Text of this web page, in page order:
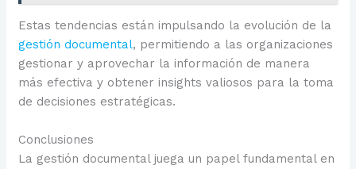
Estas tendencias están impulsando la evolución de la
gestión documental, permitiendo a las organizaciones
gestionar y aprovechar la información de manera
más efectiva y obtener insights valiosos para la toma
de decisiones estratégicas.
Conclusiones
La gestión documental juega un papel fundamental en